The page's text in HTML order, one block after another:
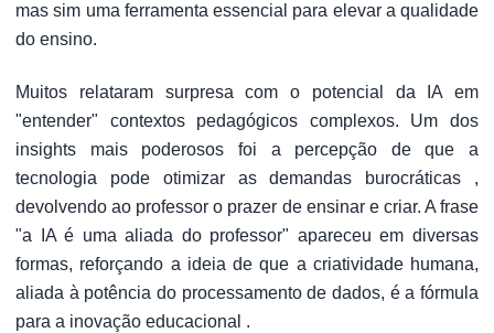
mas sim uma ferramenta essencial para elevar a qualidade
do ensino.
Muitos relataram surpresa com o potencial da IA em
"entender" contextos pedagógicos complexos. Um dos
insights mais poderosos foi a percepção de que a
tecnologia pode otimizar as demandas burocráticas ,
devolvendo ao professor o prazer de ensinar e criar. A frase
"a IA é uma aliada do professor" apareceu em diversas
formas, reforçando a ideia de que a criatividade humana,
aliada à potência do processamento de dados, é a fórmula
para a inovação educacional .